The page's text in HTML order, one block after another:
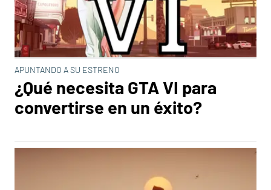
APUNTANDO A SU ESTRENO
¿Qué necesita GTA VI para
convertirse en un éxito?